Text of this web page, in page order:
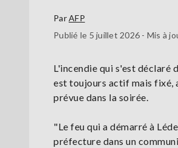
ParAFP
Publié le 5 juillet 2026 - Mis à
L'incendie qui s'est déclaré
est toujours actif mais fixé,
prévue dans la soirée.
"Le feu qui a démarré à
préfecture dans un